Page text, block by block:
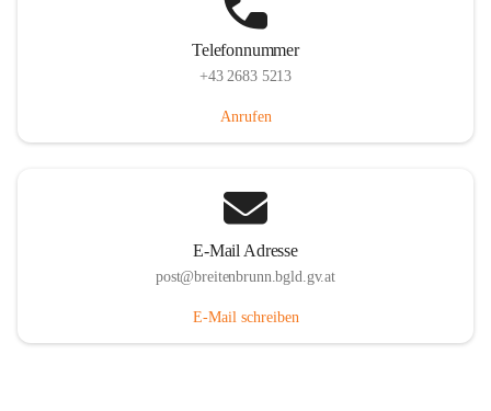
Telefonnummer
+43 2683 5213
Anrufen
E-Mail Adresse
post@breitenbrunn.bgld.gv.at
E-Mail schreiben